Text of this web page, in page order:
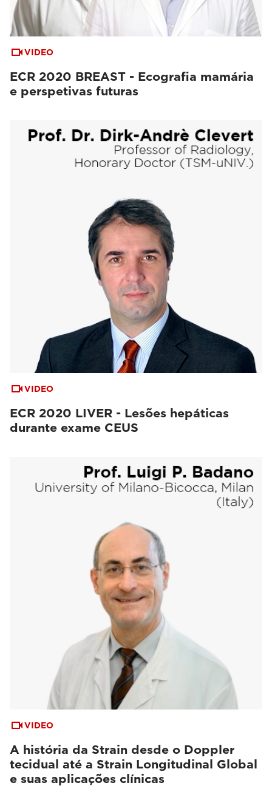
VIDEO
ECR 2020 BREAST - Ecografia mamária
e perspetivas futuras
VIDEO
ECR 2020 LIVER - Lesões hepáticas
durante exame CEUS
VIDEO
A história da Strain desde o Doppler
tecidual até a Strain Longitudinal Global
e suas aplicações clínicas